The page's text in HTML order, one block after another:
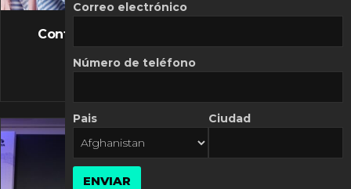
FLASH NEWS
Controversia de Mercado Libre por costos
10 MARZO, 2026
Correo electrónico
Número de teléfono
Pais Ciudad
ENVIAR